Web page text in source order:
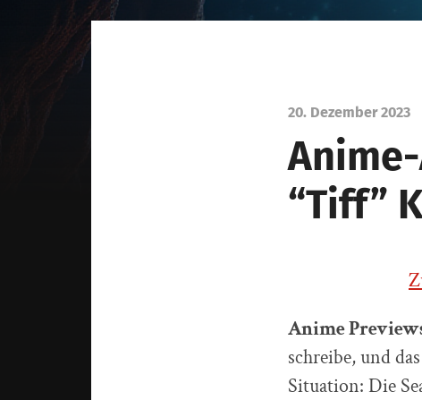
20. Dezember 2023
“Tiff”
Anime
schreibe, und
Situation: Die